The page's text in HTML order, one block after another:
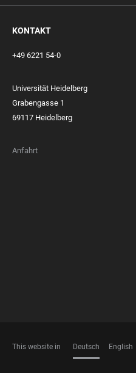
KONTAKT
+49 6221 54-0
Universität Heidelberg
Grabengasse 1
69117 Heidelberg
Anfahrt
This website in Deutsch English